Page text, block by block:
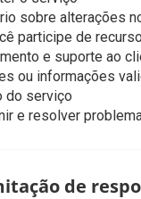
sobre alterações
participe de
e suporte ao
ou informações
do serviço
e resolver
de